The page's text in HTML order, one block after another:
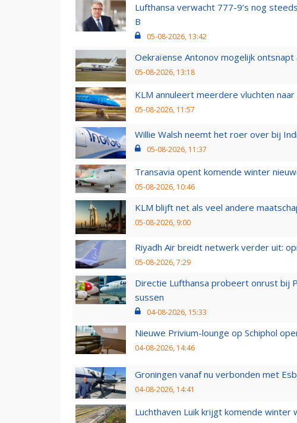
Lufthansa verwacht 777-9’s nog
B
05-08-2026, 13:42
Oekraïense Antonov mogelijk ontsnapt
05-08-2026, 13:18
KLM annuleert meerdere vluchten
05-08-2026, 11:57
Willie Walsh neemt het roer over bij
05-08-2026, 11:37
Transavia opent komende winter
05-08-2026, 10:46
KLM blijft net als veel andere
05-08-2026, 9:00
Riyadh Air breidt netwerk verder uit:
05-08-2026, 7:29
Directie Lufthansa probeert onrust bij
sussen
04-08-2026, 15:33
Nieuwe Privium-lounge op Schiphol
04-08-2026, 14:46
Groningen vanaf nu verbonden met
04-08-2026, 14:41
Luchthaven Luik krijgt komende winter